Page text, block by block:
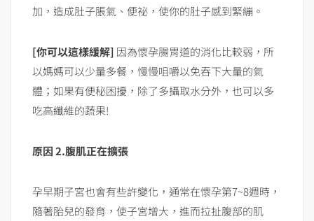
加，造成肚子脹氣、便祕，使你的肚子感到緊繃。
[你可以這樣緩解] 因為懷孕腸胃道的消化比較弱，所
以媽媽可以少量多餐，慢慢咀嚼以免吞下大量的氣
體；如果有便秘困擾，除了多攝取水分外，也可以多
吃高纖維的蔬果!
原因 2.腹肌正在擴張
孕早期子宮也會有些許變化，通常在懷孕第7~8週時，
隨著胎兒的發育，使子宮增大，進而拉扯腹部的肌